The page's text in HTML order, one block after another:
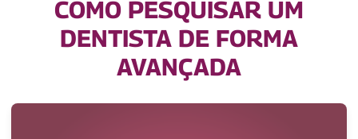
COMO PESQUISAR UM
DENTISTA DE FORMA
AVANÇADA